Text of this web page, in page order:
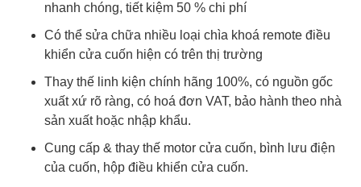
nhanh chóng, tiết kiệm 50 % chi phí
Có thể sửa chữa nhiều loại chìa khoá remote điều
khiển cửa cuốn hiện có trên thị trường
Thay thế linh kiện chính hãng 100%, có nguồn gốc
xuất xứ rõ ràng, có hoá đơn VAT, bảo hành theo nhà
sản xuất hoặc nhập khẩu.
Cung cấp & thay thế motor cửa cuốn, bình lưu điện
của cuốn, hộp điều khiển cửa cuốn.